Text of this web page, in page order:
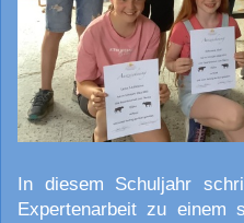
In diesem Schuljahr
Expertenarbeit zu einem